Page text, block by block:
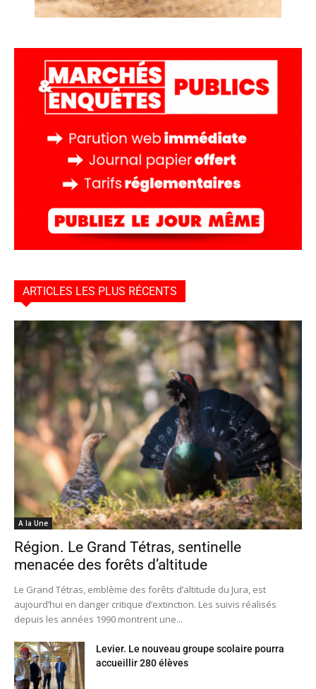
ARTICLES LES PLUS RÉCENTS
A la Une
Région. Le Grand Tétras, sentinelle
menacée des forêts d’altitude
Le Grand Tétras, emblème des forêts d’altitude du Jura, est
aujourd’hui en danger critique d’extinction. Les suivis réalisés
depuis les années 1990 montrent une...
Levier. Le nouveau groupe scolaire pourra
accueillir 280 élèves